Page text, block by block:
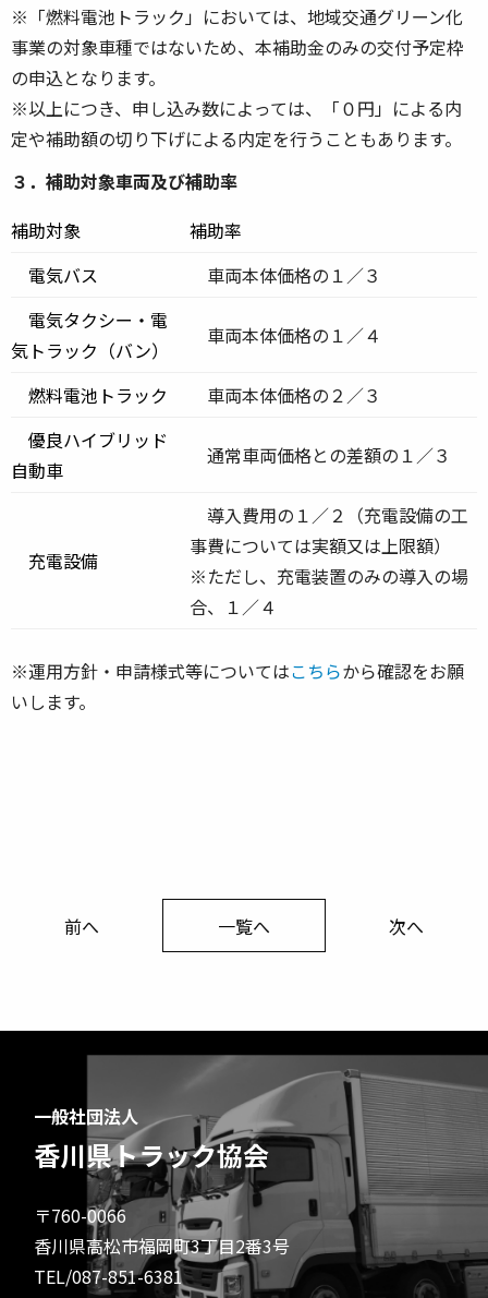
※「燃料電池トラック」においては、地域交通グリーン化
事業の対象車種ではないため、本補助金のみの交付予定枠
の申込となります。
※以上につき、申し込み数によっては、「０円」による内
定や補助額の切り下げによる内定を行うこともあります。
３．補助対象車両及び補助率
補助対象
補助率
電気バス
車両本体価格の１／３
電気タクシー・電
気トラック（バン）
車両本体価格の１／４
燃料電池トラック
車両本体価格の２／３
優良ハイブリッド
自動車
通常車両価格との差額の１／３
充電設備
導入費用の１／２（充電設備の工
事費については実額又は上限額）
※ただし、充電装置のみの導入の場
合、１／４
※運用方針・申請様式等についてはこちらから確認をお願
いします。
前へ 一覧へ 次へ
一般社団法人
香川県トラック協会
〒760-0066
香川県高松市福岡町3丁目2番3号
TEL/087-851-6381